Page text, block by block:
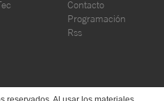
Contacto
Programación
Rss